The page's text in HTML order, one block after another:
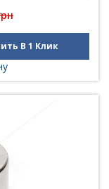
В 1 Клик